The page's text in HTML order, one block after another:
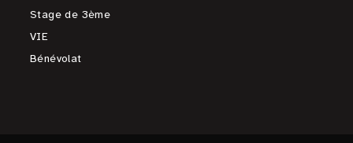
Stage de 3ème
VIE
Bénévolat